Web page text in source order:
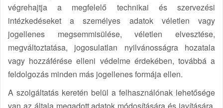
végrehajtja a megfelelő technikai és szervezési
intézkedéseket a személyes adatok véletlen vagy
jogellenes megsemmisülése, véletlen elvesztése,
megváltoztatása, jogosulatlan nyilvánosságra hozatala
vagy hozzáférése elleni védelme érdekében, továbbá a
feldolgozás minden más jogellenes formája ellen.
A szolgáltatás keretén belül a felhasználónak lehetősége
van az általa megadott adatok módosítására és javítására,